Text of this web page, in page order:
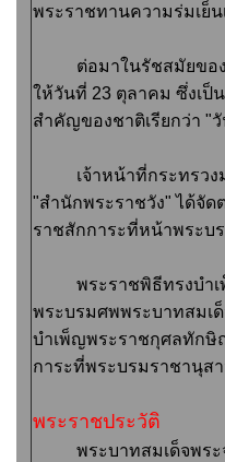
พระราชทานความร่มเย็
ต่อมาในรัชสมัยขอ
ให้วันที่ 23 ตุลาคม ซึ่งเป็
สำคัญของชาติเรียกว่า "
เจ้าหน้าที่กระทรวงมห
"สำนักพระราชวัง" ได้จั
ราชสักการะที่หน้าพระบ
พระราชพิธีทรงบำ
พระบรมศพพระบาทสมเด็
บำเพ็ญพระราชกุศลทักษิ
การะที่พระบรมราชานุสา
พระราชประวัติ
พระบาทสมเด็จพร